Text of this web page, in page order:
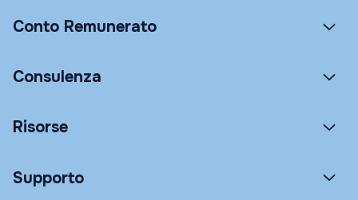
Conto Remunerato
Consulenza
Risorse
Supporto